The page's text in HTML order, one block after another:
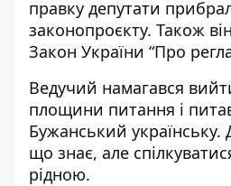
правку депутати
законопроєкту. Також
Закон України “Про
Ведучий намагався
площини питання і
Бужанський українську.
що знає, але
рідною.